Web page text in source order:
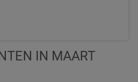
IN MAART